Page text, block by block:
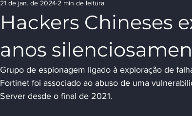
Hackers Chineses
anos
21 de jan. de 2024 2 min de leitura
Grupo de espionagem ligado à exploração de
Fortinet foi associado ao abuso de uma
Server desde o final de 2021.